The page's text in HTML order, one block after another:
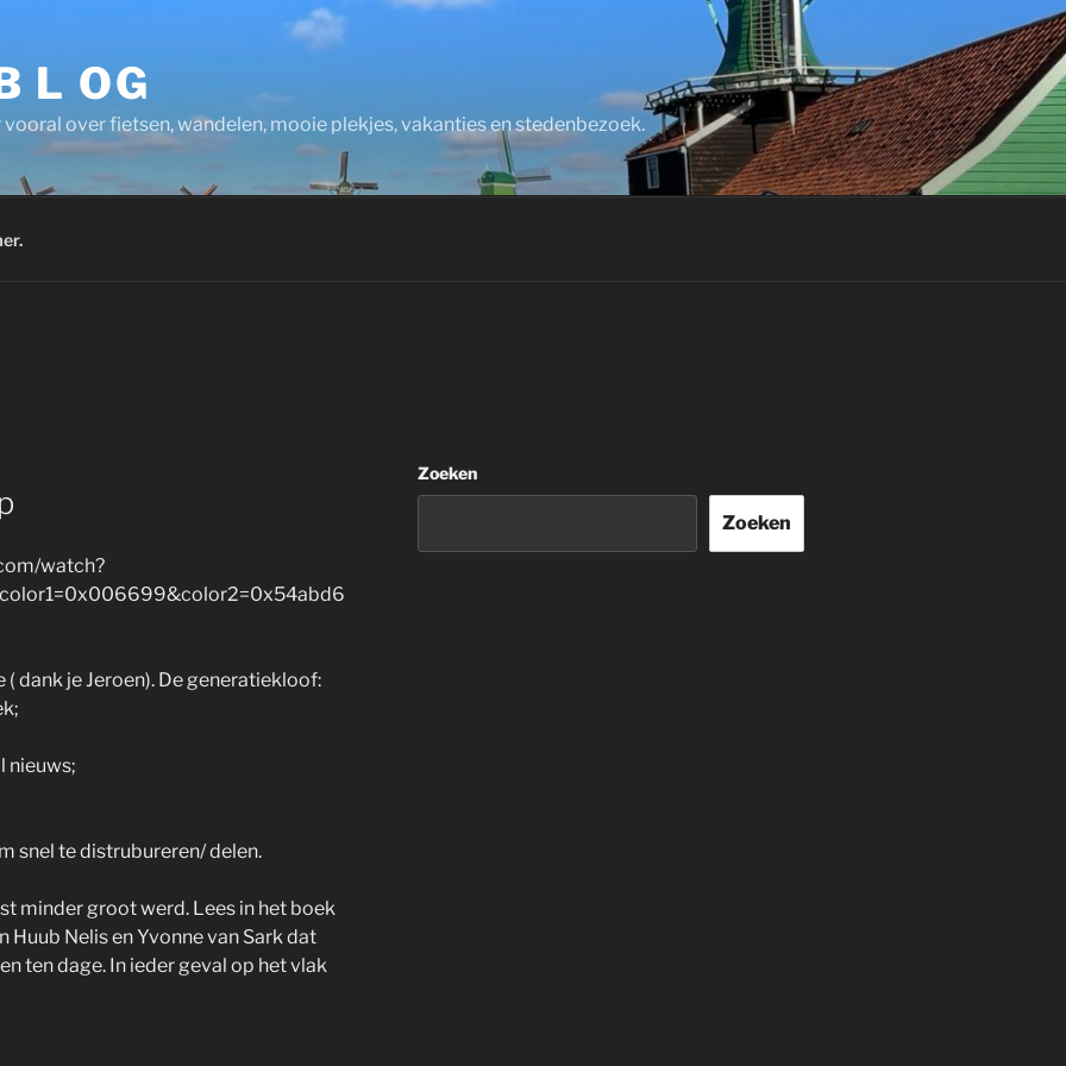
L OG
over fietsen, wandelen, mooie plekjes, vakanties en stedenbezoek.
watch?
dank je Jeroen). De generatiekloof:
nieuws;
snel te distrubureren/ delen.
minder groot werd. Lees in het boek
Huub Nelis en Yvonne van Sark dat
ten dage. In ieder geval op het vlak
Zoeken
Zoeken